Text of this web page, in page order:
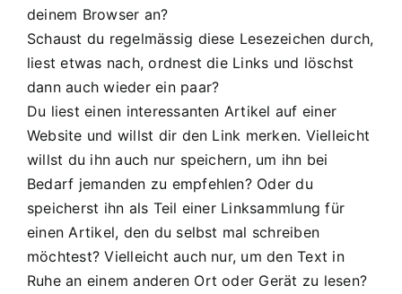
deinem Browser an?
Schaust du regelmässig diese Lesezeichen durch,
liest etwas nach, ordnest die Links und löschst
dann auch wieder ein paar?
Du liest einen interessanten Artikel auf einer
Website und willst dir den Link merken. Vielleicht
willst du ihn auch nur speichern, um ihn bei
Bedarf jemanden zu empfehlen? Oder du
speicherst ihn als Teil einer Linksammlung für
einen Artikel, den du selbst mal schreiben
möchtest? Vielleicht auch nur, um den Text in
Ruhe an einem anderen Ort oder Gerät zu lesen?